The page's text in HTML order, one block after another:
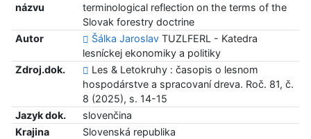
názvu
terminological reflection on the terms of the
Slovak forestry doctrine
Autor
Šálka JaroslavTUZLFERL - Katedra
lesníckej ekonomiky a politiky
Zdroj.dok.
Les & Letokruhy : časopis o lesnom
hospodárstve a spracovaní dreva. Roč. 81, č.
8 (2025), s. 14-15
Jazyk dok.
slovenčina
Krajina
Slovenská republika